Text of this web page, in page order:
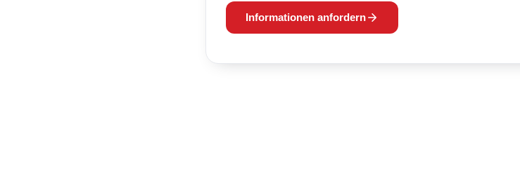
Informationen anfordern